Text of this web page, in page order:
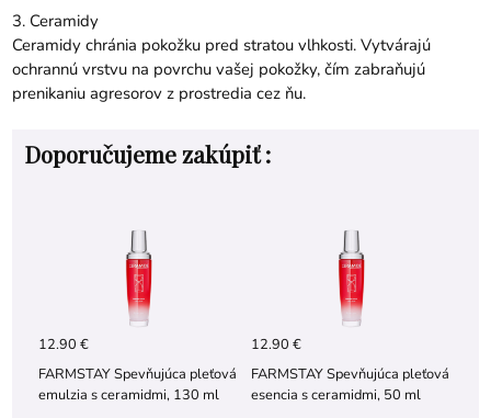
3. Ceramidy
Ceramidy chránia pokožku pred stratou vlhkosti. Vytvárajú
ochrannú vrstvu na povrchu vašej pokožky, čím zabraňujú
prenikaniu agresorov z prostredia cez ňu.
Doporučujeme zakúpiť :
12.90 €
FARMSTAY Spevňujúca pleťová
emulzia s ceramidmi, 130 ml
12.90 €
FARMSTAY Spevňujúca pleťová
esencia s ceramidmi, 50 ml